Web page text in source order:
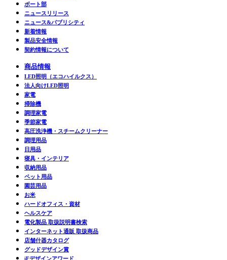
ボート部
ニュースリリース
ニュース&パブリシティ
新着情報
製品安全情報
契約情報について
商品情報
LED照明（エコハイルクス）
法人向けLED照明
家電
掃除機
調理家電
季節家電
高圧洗浄機・スチームクリーナー
調理用品
日用品
寝具・インテリア
収納用品
ペット用品
園芸用品
お米
ハードオフィス・資材
ヘルスケア
電化製品 取扱説明書検索
インターネット通販 取扱商品
店舗什器カタログ
グッドデザイン賞
iFデザインアワード